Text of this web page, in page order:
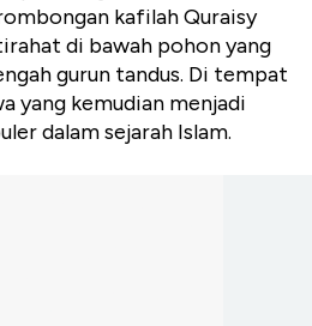
kafilah Quraisy
di bawah pohon yang
gurun tandus. Di tempat
yang kemudian menjadi
dalam sejarah Islam.